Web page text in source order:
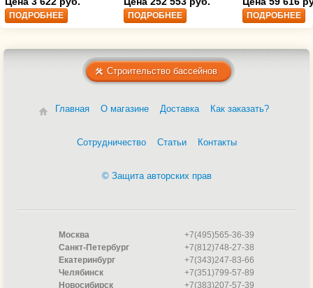
ПОДРОБНЕЕ ПОДРОБНЕЕ ПОДРОБНЕЕ
Строительство бассейнов
Главная О магазине Доставка Как заказать?
Сотрудничество Статьи Контакты
© Защита авторских прав
Москва
+7(495)565-36-39
Санкт-Петербург
+7(812)748-27-38
Екатеринбург
+7(343)247-83-66
Челябинск
+7(351)799-57-89
Новосибирск
+7(383)207-57-39